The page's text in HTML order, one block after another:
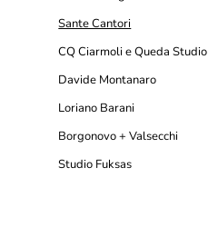
Sante Cantori
CQ Ciarmoli e Queda Studio
Davide Montanaro
Loriano Barani
Borgonovo + Valsecchi
Studio Fuksas